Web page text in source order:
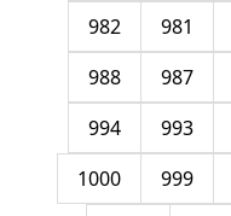
981
982
987
988
993
994
999
1000